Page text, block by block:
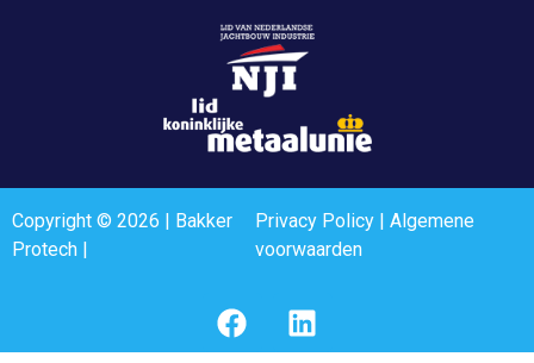
Copyright © 2026 | Bakker
Protech |
Privacy Policy| Algemene
voorwaarden